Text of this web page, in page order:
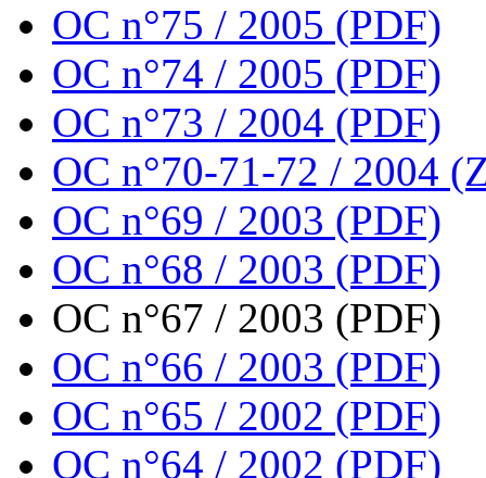
OC n°75 / 2005 (PDF)
OC n°74 / 2005 (PDF)
OC n°73 / 2004 (PDF)
OC n°70-71-72 / 2004
OC n°69 / 2003 (PDF)
OC n°68 / 2003 (PDF)
OC n°67 / 2003 (PDF)
OC n°66 / 2003 (PDF)
OC n°65 / 2002 (PDF)
OC n°64 / 2002 (PDF)